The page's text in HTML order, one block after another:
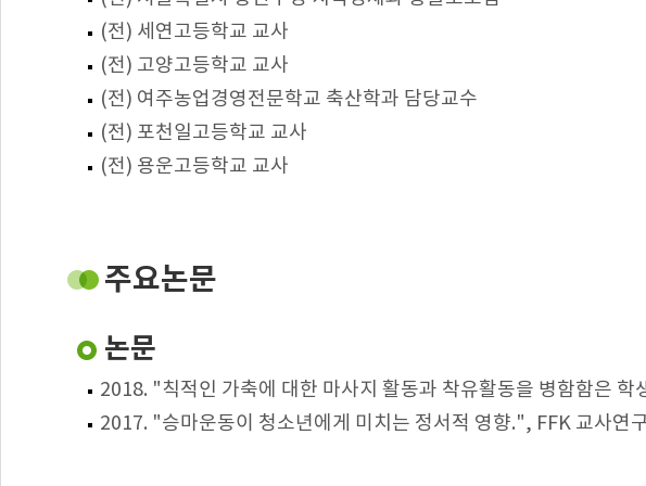
(전) 세연고등학교 교사
(전) 고양고등학교 교사
(전) 여주농업경영전문학교 축산학과 담당교수
(전) 포천일고등학교 교사
(전) 용운고등학교 교사
주요논문
논문
2018. "칙적인 가축에 대한 마사지 활동과 착유활동을 병함함은
2017. "승마운동이 청소년에게 미치는 정서적 영향.", FFK 교사연